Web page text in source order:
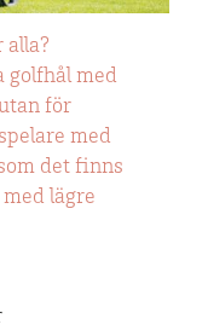
alla?
golfhål med
för
med
det finns
lägre